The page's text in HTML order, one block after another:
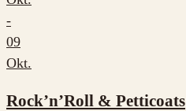
-
09
Okt.
Rock’n’Roll & Petticoats